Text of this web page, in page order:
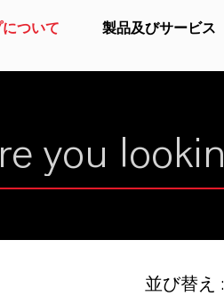
ついて 製品及びサービス
並び替え :